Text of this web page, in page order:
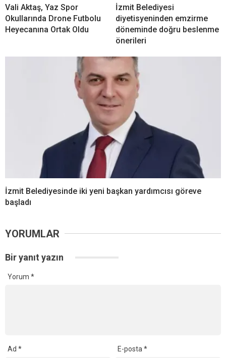
Vali Aktaş, Yaz Spor
Okullarında Drone Futbolu
Heyecanına Ortak Oldu
İzmit Belediyesi
diyetisyeninden emzirme
döneminde doğru beslenme
önerileri
İzmit Belediyesinde iki yeni başkan yardımcısı göreve
başladı
YORUMLAR
Bir yanıt yazın
Yorum *
Ad * E-posta*